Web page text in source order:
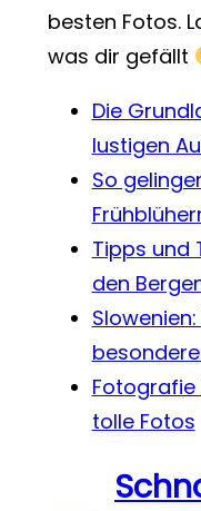
besten Fotos.
was dir gefällt
Die
lustigen
So
Tipps und
den
Fotografie
tolle Fotos